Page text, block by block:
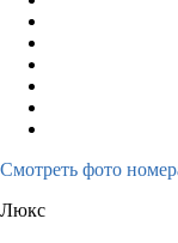
Смотреть фото
Люкс